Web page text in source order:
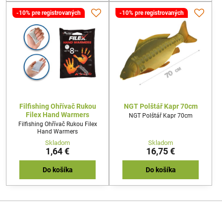
-10% pre registrovaných
Filfishing Ohřívač Rukou
Filex Hand Warmers
Filfishing Ohřívač Rukou Filex
Hand Warmers
Skladom
1,64 €
Do košíka
-10% pre registrovaných
NGT Polštář Kapr 70cm
NGT Polštář Kapr 70cm
Skladom
16,75 €
Do košíka